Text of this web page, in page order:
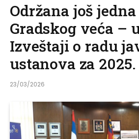
Održana još
Gradskog veća –
Izveštaji o radu
ustanova za
23/03/2026